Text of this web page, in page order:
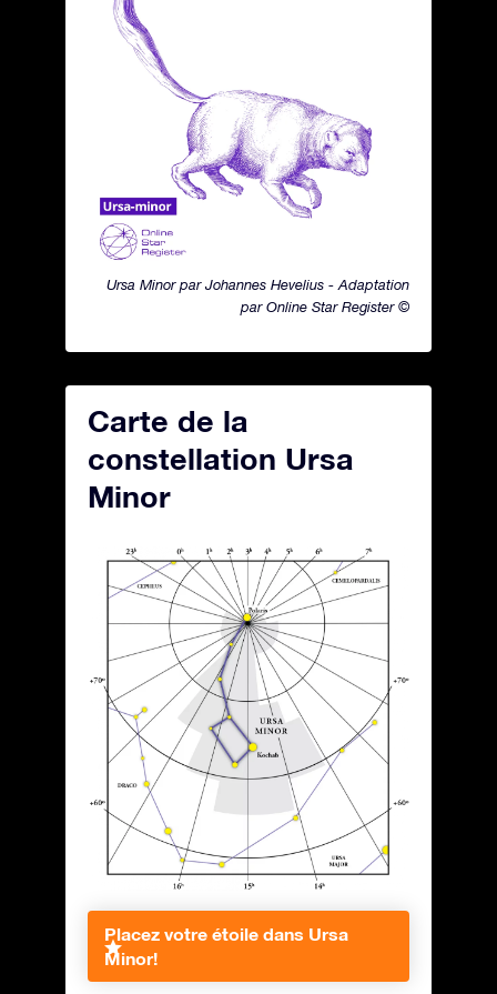
Ursa Minor par Johannes Hevelius - Adaptation
par Online Star Register ©
Carte de la
constellation Ursa
Minor
Placez votre étoile dans Ursa
Minor!